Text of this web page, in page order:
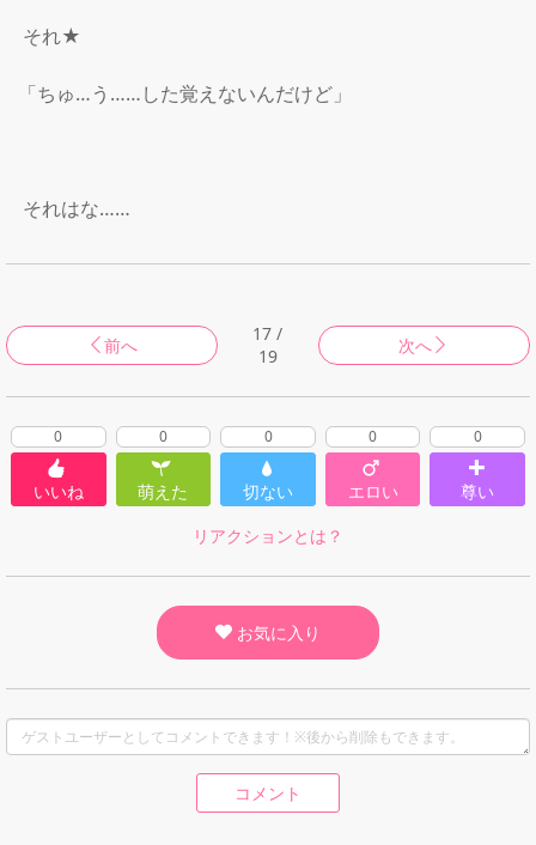
「ちゅ…う……した覚えないんだけど」
前へ
17 /
19
次へ
0
いいね
0
萌えた
0
切ない
0
エロい
0
尊い
リアクションとは？
お気に入り
コメント